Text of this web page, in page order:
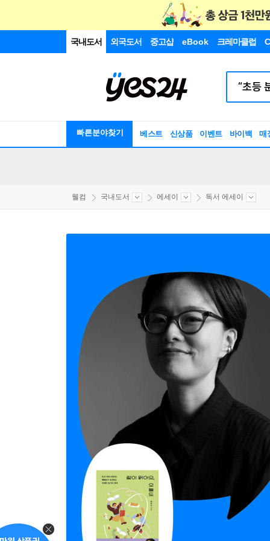
국내도서 외국도서 중고샵 eBook 크레마클럽
빠른분야찾기 베스트 신상품 이벤트 바이백 매
웰컴 국내도서 에세이 독서 에세이